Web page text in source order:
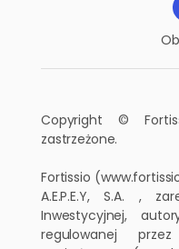
Copyright ©
zastrzeżone.
Fortissio
A.E.P.E.Y, S.A. ,
Inwestycyjnej,
regulowanej